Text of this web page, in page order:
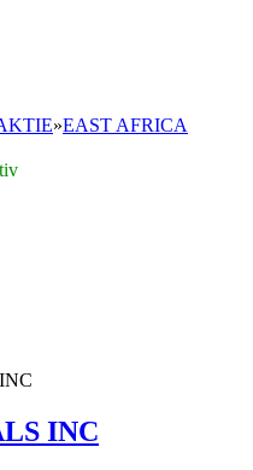
»EAST AFRICA
INC